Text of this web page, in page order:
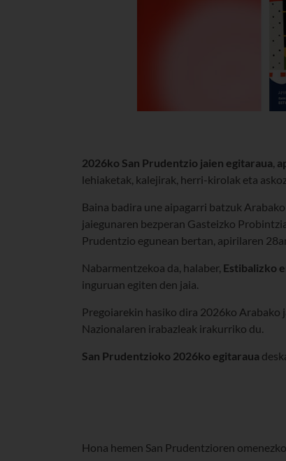
2026ko San Prudentzio jaien egitaraua,
lehiaketak, kalejirak, herri-kirolak eta
Baina badira une aipagarri batzuk
jaiegunaren bezperan Gasteizko
Prudentzio egunean bertan, apirilaren
Nabarmentzekoa da, halaber, Estibalizko
inguruan egiten den jaia.
Pregoiarekin hasiko dira 2026ko
Nazionalaren irabazleak irakurriko du.
San Prudentzioko 2026ko egitaraua
Hona hemen San Prudentzioren